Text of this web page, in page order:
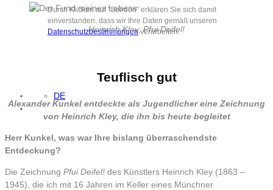
Durch Klicken auf "Senden" erklären Sie sich damit
einverstanden, dass wir Ihre Daten gemäß unseren
Datenschutzbestimmungenverarbeiten.
DE
Heinrich Kley, Pfui Deifel!
Teuflisch gut
Alexander Kunkel entdeckte als Jugendlicher eine Zeichnung
von Heinrich Kley, die ihn bis heute begleitet
Herr Kunkel, was war Ihre bislang überraschendste
Entdeckung?
Die Zeichnung Pfui Deifel! des Künstlers Heinrich Kley (1863 –
1945), die ich mit 16 Jahren im Keller eines Münchner